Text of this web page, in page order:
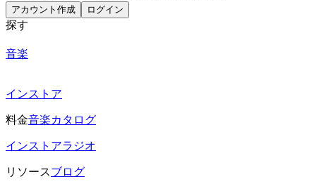
アカウント作成 ログイン
探す
音楽
インストア
料金音楽カタログ
インストアラジオ
リソースブログ